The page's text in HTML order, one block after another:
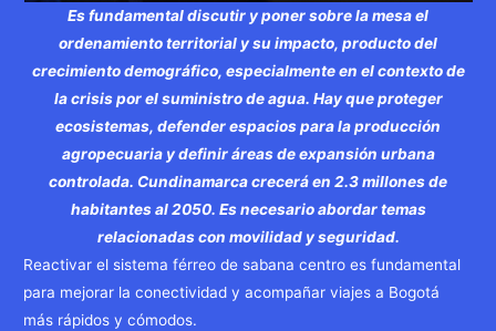
Es fundamental discutir y poner sobre la mesa el
ordenamiento territorial y su impacto, producto del
crecimiento demográfico, especialmente en el contexto de
la crisis por el suministro de agua. Hay que proteger
ecosistemas, defender espacios para la producción
agropecuaria y definir áreas de expansión urbana
controlada. Cundinamarca crecerá en 2.3 millones de
habitantes al 2050. Es necesario abordar temas
relacionadas con movilidad y seguridad.
Reactivar el sistema férreo de sabana centro es fundamental
para mejorar la conectividad y acompañar viajes a Bogotá
más rápidos y cómodos.